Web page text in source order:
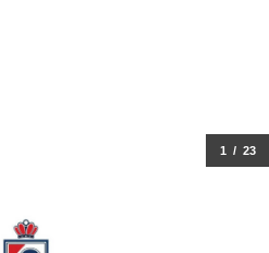
1 / 23